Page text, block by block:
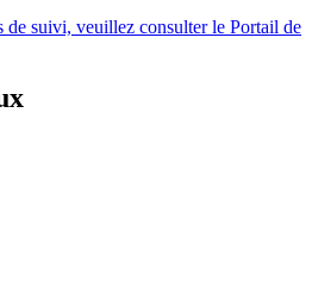
de suivi, veuillez consulter le Portail de